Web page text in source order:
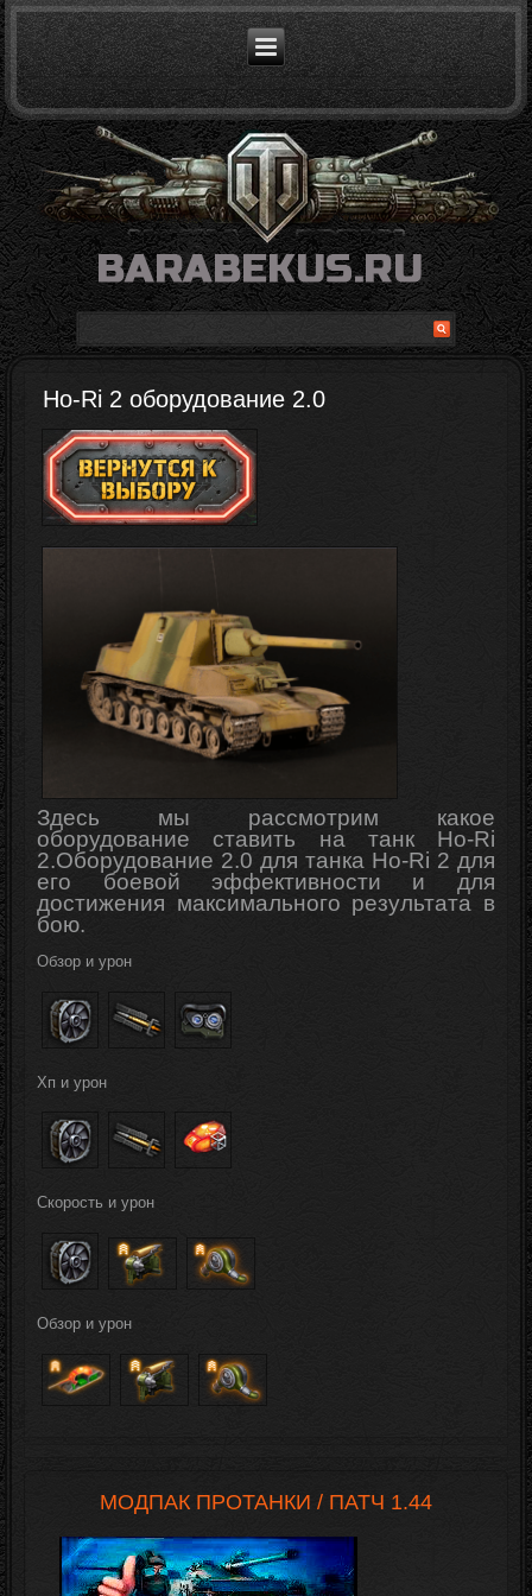
Ho-Ri 2 оборудование 2.0
Здесь мы рассмотрим какое
оборудование ставить на танк Ho-Ri
2.Оборудование 2.0 для танка Ho-Ri 2 для
его боевой эффективности и для
достижения максимального результата в
бою.
Обзор и урон
Хп и урон
Скорость и урон
Обзор и урон
МОДПАК ПРОТАНКИ / ПАТЧ 1.44